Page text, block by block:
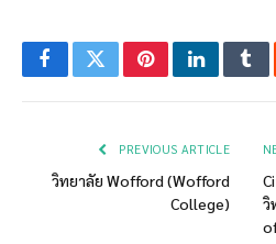
FacebookTwitterPinterestLinkedIn
PREVIOUS ARTICLE
วิทยาลัย Wofford (Wofford
College)
วิ